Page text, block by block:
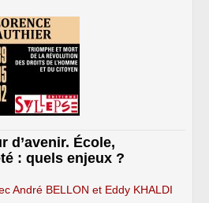
d’avenir. École,
: quels enjeux ?
André BELLON et Eddy KHALDI